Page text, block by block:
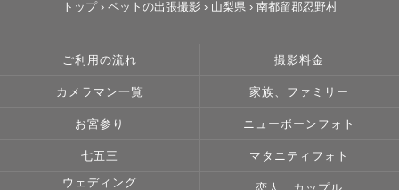
トップ› ペットの出張撮影 › 山梨県› 南都留郡忍野村
ご利用の流れ 撮影料金
カメラマン一覧 家族、ファミリー
お宮参り ニューボーンフォト
七五三 マタニティフォト
ウェディング